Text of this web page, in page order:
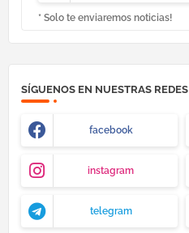
* Solo te enviaremos noticias!
SÍGUENOS EN NUESTRAS REDES
facebook
instagram
telegram